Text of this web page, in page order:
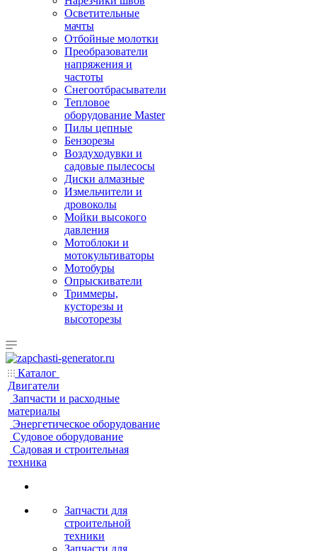
Осветительные
мачты
Отбойные молотки
Преобразователи
напряжения и
частоты
Снегоотбрасыватели
Тепловое
оборудование Master
Пилы цепные
Бензорезы
Воздуходувки и
садовые пылесосы
Диски алмазные
Измельчители и
дровоколы
Мойки высокого
давления
Мотоблоки и
мотокультиваторы
Мотобуры
Опрыскиватели
Триммеры,
кусторезы и
высоторезы
Каталог
Двигатели
Запчасти и расходные
материалы
Энергетическое оборудование
Судовое оборудование
Садовая и строительная
техника
Запчасти для
строительной
техники
Запчасти для